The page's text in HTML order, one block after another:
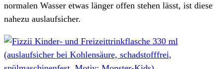
normalen Wasser etwas länger offen stehen lässt, ist diese
nahezu auslaufsicher.